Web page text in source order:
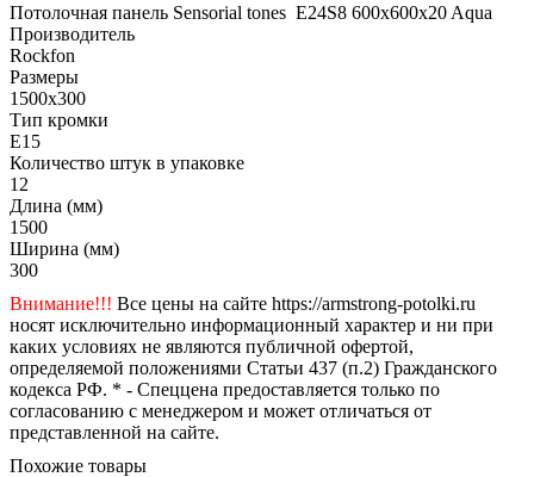
Потолочная панель Sensorial tones E24S8 600x600x20 Aqua
Производитель
Rockfon
Размеры
1500x300
Тип кромки
E15
Количество штук в упаковке
12
Длина (мм)
1500
Ширина (мм)
300
Внимание!!! Все цены на сайте https://armstrong-potolki.ru
носят исключительно информационный характер и ни при
каких условиях не являются публичной офертой,
определяемой положениями Статьи 437 (п.2) Гражданского
кодекса РФ. * - Спеццена предоставляется только по
согласованию с менеджером и может отличаться от
представленной на сайте.
Похожие товары